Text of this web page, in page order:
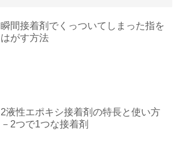
瞬間接着剤でくっついてしまった指を
はがす方法
2液性エポキシ接着剤の特長と使い方
－2つで1つな接着剤